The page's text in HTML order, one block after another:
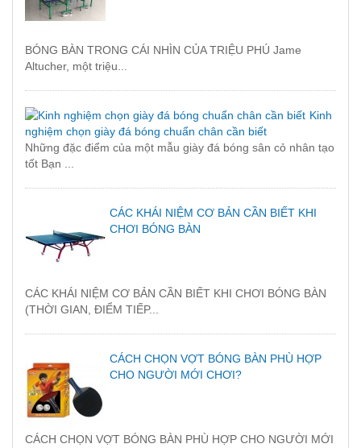
BÓNG BÀN TRONG CÁI NHÌN CỦA TRIỆU PHÚ Jame
Altucher, một triệu...
Kinh
nghiệm chọn giày đá bóng chuẩn chân cần biết
Những đặc điểm của một mẫu giày đá bóng sân cỏ nhân tạo
tốt Bạn ...
CÁC KHÁI NIỆM CƠ BẢN CẦN BIẾT KHI
CHƠI BÓNG BÀN
CÁC KHÁI NIỆM CƠ BẢN CẦN BIẾT KHI CHƠI BÓNG BÀN
(THỜI GIAN, ĐIỂM TIẾP...
CÁCH CHỌN VỢT BÓNG BÀN PHÙ HỢP
CHO NGƯỜI MỚI CHƠI?
CÁCH CHỌN VỢT BÓNG BÀN PHÙ HỢP CHO NGƯỜI MỚI